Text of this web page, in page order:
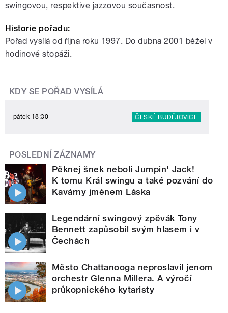
swingovou, respektive jazzovou současnost.
Historie pořadu:
Pořad vysílá od října roku 1997. Do dubna 2001 běžel v
hodinové stopáži.
KDY SE POŘAD VYSÍLÁ
pátek 18:30 ČESKÉ BUDĚJOVICE
POSLEDNÍ ZÁZNAMY
Pěknej šnek neboli Jumpin' Jack!
K tomu Král swingu a také pozvání do
Kavárny jménem Láska
Legendární swingový zpěvák Tony
Bennett zapůsobil svým hlasem i v
Čechách
Město Chattanooga neproslavil jenom
orchestr Glenna Millera. A výročí
průkopnického kytaristy